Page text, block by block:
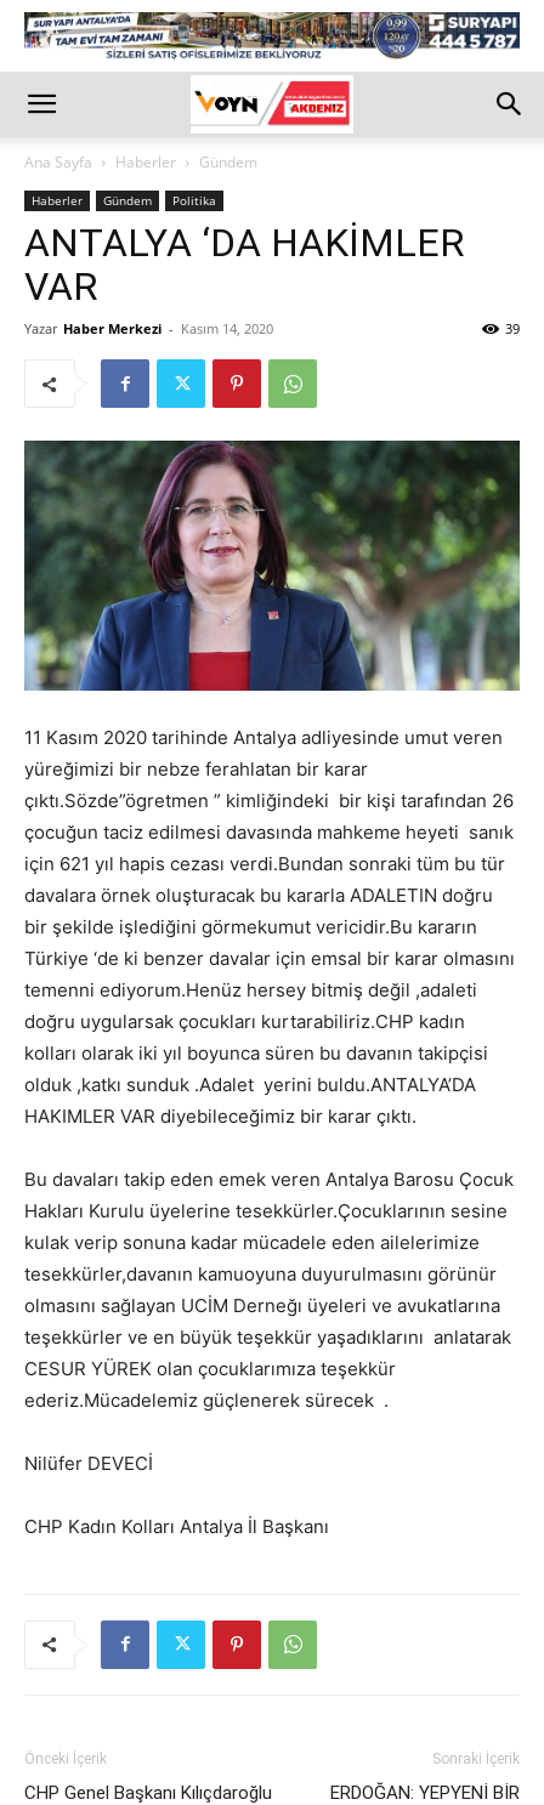
Ana Sayfa Haberler Gündem
Haberler Gündem Politika
ANTALYA ‘DA HAKİMLER
VAR
Yazar Haber Merkezi - Kasım 14, 2020 39
11 Kasım 2020 tarihinde Antalya adliyesinde umut veren
yüreğimizi bir nebze ferahlatan bir karar
çıktı.Sözde”ögretmen ” kimliğindeki bir kişi tarafından 26
çocuğun taciz edilmesi davasında mahkeme heyeti sanık
için 621 yıl hapis cezası verdi.Bundan sonraki tüm bu tür
davalara örnek oluşturacak bu kararla ADALETIN doğru
bir şekilde işlediğini görmekumut vericidir.Bu kararın
Türkiye ‘de ki benzer davalar için emsal bir karar olmasını
temenni ediyorum.Henüz hersey bitmiş değil ,adaleti
doğru uygularsak çocukları kurtarabiliriz.CHP kadın
kolları olarak iki yıl boyunca süren bu davanın takipçisi
olduk ,katkı sunduk .Adalet yerini buldu.ANTALYA’DA
HAKIMLER VAR diyebileceğimiz bir karar çıktı.
Bu davaları takip eden emek veren Antalya Barosu Çocuk
Hakları Kurulu üyelerine tesekkürler.Çocuklarının sesine
kulak verip sonuna kadar mücadele eden ailelerimize
tesekkürler,davanın kamuoyuna duyurulmasını görünür
olmasını sağlayan UCİM Derneğı üyeleri ve avukatlarına
teşekkürler ve en büyük teşekkür yaşadıklarını anlatarak
CESUR YÜREK olan çocuklarımıza teşekkür
ederiz.Mücadelemiz güçlenerek sürecek .
Nilüfer DEVECİ
CHP Kadın Kolları Antalya İl Başkanı
Önceki İçerik
CHP Genel Başkanı Kılıçdaroğlu
Sonraki İçerik
ERDOĞAN: YEPYENİ BİR